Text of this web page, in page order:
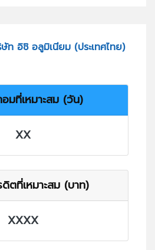
ท อิชิ อลูมิเนียม (ประเทศไทย)
อมที่เหมาะสม (วัน)
XX
ดิตที่เหมาะสม (บาท)
XXXX